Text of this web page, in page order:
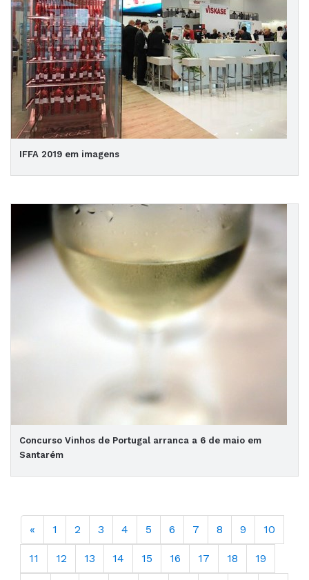
IFFA 2019 em imagens
Concurso Vinhos de Portugal arranca a 6 de maio em
Santarém
« 1 2 3 4 5 6 7 8 9 10
11 12 13 14 15 16 17 18 19